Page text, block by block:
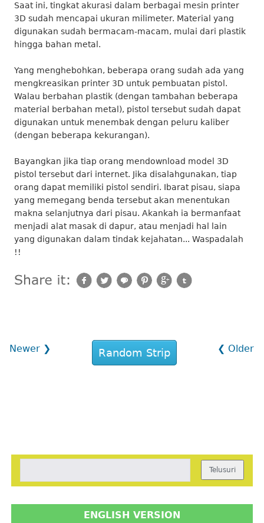
Saat ini, tingkat akurasi dalam berbagai mesin printer
3D sudah mencapai ukuran milimeter. Material yang
digunakan sudah bermacam-macam, mulai dari plastik
hingga bahan metal.
Yang menghebohkan, beberapa orang sudah ada yang
mengkreasikan printer 3D untuk pembuatan pistol.
Walau berbahan plastik (dengan tambahan beberapa
material berbahan metal), pistol tersebut sudah dapat
digunakan untuk menembak dengan peluru kaliber
(dengan beberapa kekurangan).
Bayangkan jika tiap orang mendownload model 3D
pistol tersebut dari internet. Jika disalahgunakan, tiap
orang dapat memiliki pistol sendiri. Ibarat pisau, siapa
yang memegang benda tersebut akan menentukan
makna selanjutnya dari pisau. Akankah ia bermanfaat
menjadi alat masak di dapur, atau menjadi hal lain
yang digunakan dalam tindak kejahatan... Waspadalah
!!
Newer ❯ ❮ Older
Random Strip
ENGLISH VERSION